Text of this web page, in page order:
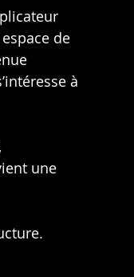
de
à
une